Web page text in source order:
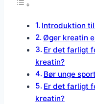
Introduktion
Øger kreatin
Er det farligt
kreatin?
Bør unge
Er det farligt
kreatin?